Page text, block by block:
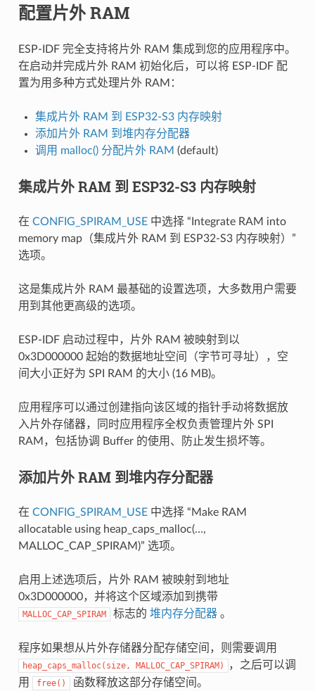
配置片外 RAM
ESP-IDF 完全支持将片外 RAM 集成到您的应用程序中。
在启动并完成片外 RAM 初始化后，可以将 ESP-IDF 配
置为用多种方式处理片外 RAM：
集成片外 RAM 到 ESP32-S3 内存映射
添加片外 RAM 到堆内存分配器
调用 malloc() 分配片外 RAM (default)
集成片外 RAM 到 ESP32-S3 内存映射
在 CONFIG_SPIRAM_USE中选择 “Integrate RAM into
memory map（集成片外 RAM 到 ESP32-S3 内存映射）”
选项。
这是集成片外 RAM 最基础的设置选项，大多数用户需要
用到其他更高级的选项。
ESP-IDF 启动过程中，片外 RAM 被映射到以
0x3D000000 起始的数据地址空间（字节可寻址），空
间大小正好为 SPI RAM 的大小 (16 MB)。
应用程序可以通过创建指向该区域的指针手动将数据放
入片外存储器，同时应用程序全权负责管理片外 SPI
RAM，包括协调 Buffer 的使用、防止发生损坏等。
添加片外 RAM 到堆内存分配器
在 CONFIG_SPIRAM_USE中选择 “Make RAM
allocatable using heap_caps_malloc(…,
MALLOC_CAP_SPIRAM)” 选项。
启用上述选项后，片外 RAM 被映射到地址
0x3D000000，并将这个区域添加到携带
MALLOC_CAP_SPIRAM 标志的 堆内存分配器。
程序如果想从片外存储器分配存储空间，则需要调用
heap_caps_malloc(size, MALLOC_CAP_SPIRAM)
，之后可以调
用
free() 函数释放这部分存储空间。